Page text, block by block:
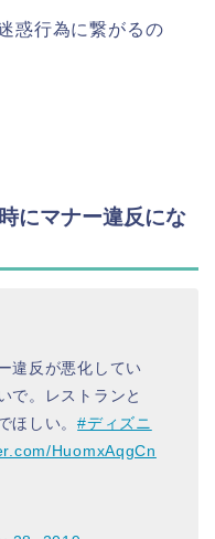
惑行為に繋がるの
にマナー違反にな
違反が悪化してい
で。レストランと
ほしい。#ディズニ
HuomxAqgCn